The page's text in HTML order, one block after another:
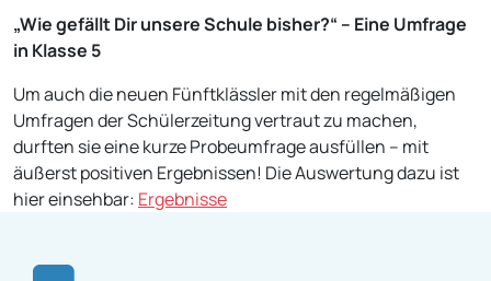
„Wie gefällt Dir unsere Schule bisher?“ – Eine Umfrage
in Klasse 5
Um auch die neuen Fünftklässler mit den regelmäßigen
Umfragen der Schülerzeitung vertraut zu machen,
durften sie eine kurze Probeumfrage ausfüllen – mit
äußerst positiven Ergebnissen! Die Auswertung dazu ist
hier einsehbar: Ergebnisse